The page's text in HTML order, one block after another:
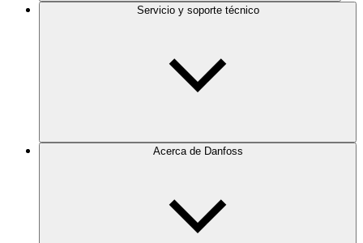
Servicio y soporte técnico
Acerca de Danfoss